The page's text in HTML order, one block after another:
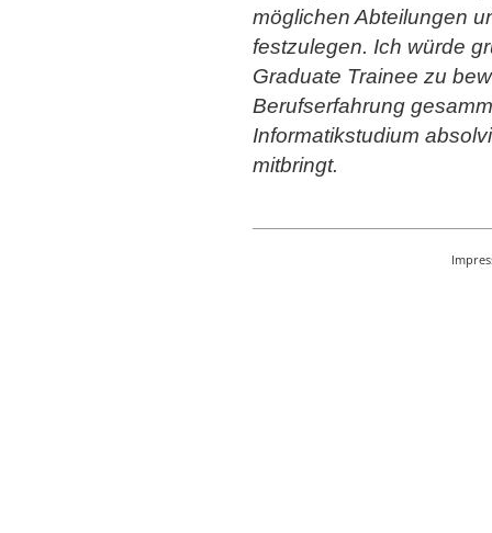
möglichen Abteilungen
festzulegen. Ich würde
Graduate Trainee zu
Berufserfahrung
Informatikstudium
mitbringt.